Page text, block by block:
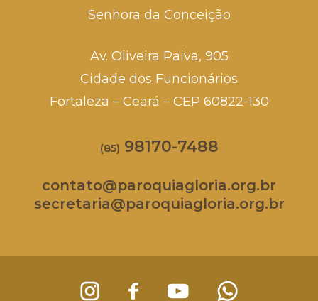
Senhora da Conceição
Av. Oliveira Paiva, 905
Cidade dos Funcionários
Fortaleza – Ceará – CEP 60822-130
(85) 98170-7488
contato@paroquiagloria.org.br
secretaria@paroquiagloria.org.br